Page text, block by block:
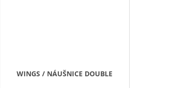
WINGS / NÁUŠNICE DOUBLE